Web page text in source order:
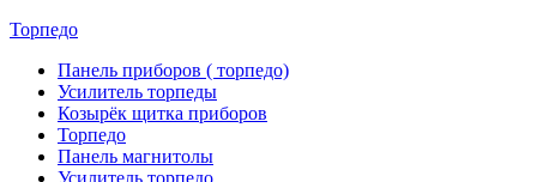
Торпедо
Панель приборов ( торпедо)
Усилитель торпеды
Козырёк щитка приборов
Торпедо
Панель магнитолы
Усилитель торпедо